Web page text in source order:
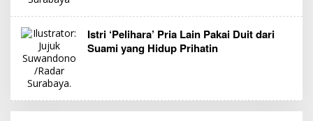
Istri ‘Pelihara’ Pria Lain Pakai Duit dari
Suami yang Hidup Prihatin